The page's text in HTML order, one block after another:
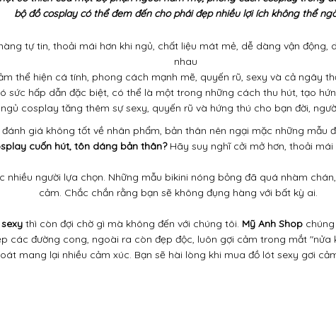
đánh giá không tốt về nhân phẩm, bản thân nên ngại mặc những
cuốn hút, tôn dáng bản thân?
nhiều người lựa chọn. Những mẫu bikini nóng bỏng đã quá nhàm
cảm. Chắc chắn rằng bạn sẽ không đụng hàng với bất kỳ ai.
thì còn đợi chờ gì mà không đến với chúng tôi. Mỹ Anh Shopchúng
mang lại nhiều cảm xúc. Bạn sẽ hài lòng khi mua đồ lót sexy gơi
người mặc.